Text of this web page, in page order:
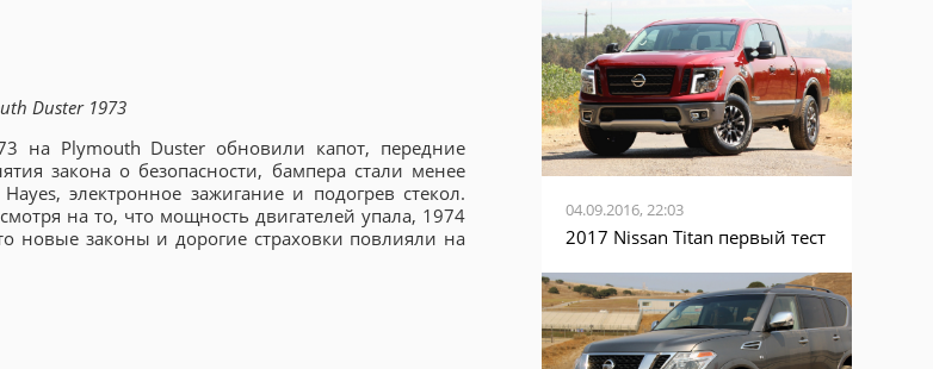
Duster 1973
на Plymouth Duster обновили капот, передние
закона о безопасности, бампера стали менее
электронное зажигание и подогрев стекол.
на то, что мощность двигателей упала, 1974
новые законы и дорогие страховки повлияли на
04.09.2016, 22:03
2017 Nissan Titan первый тест